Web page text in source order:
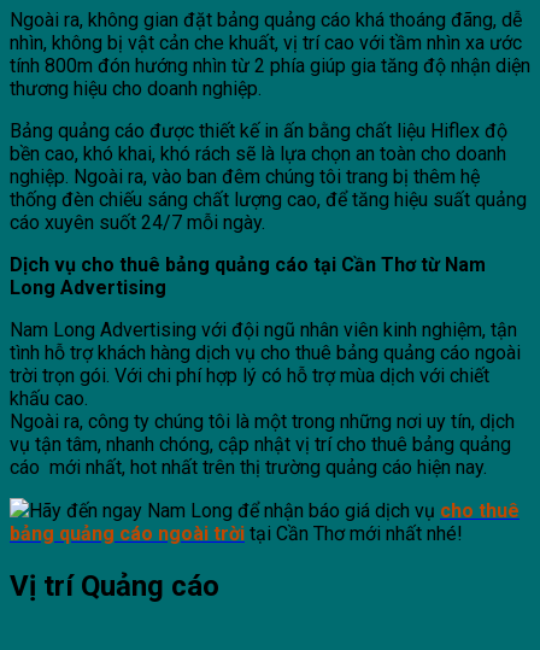
Ngoài ra, không gian đặt bảng quảng cáo khá thoáng đãng, dễ
nhìn, không bị vật cản che khuất, vị trí cao với tầm nhìn xa ước
tính 800m đón hướng nhìn từ 2 phía giúp gia tăng độ nhận diện
thương hiệu cho doanh nghiệp.
Bảng quảng cáo được thiết kế in ấn bằng chất liệu Hiflex độ
bền cao, khó khai, khó rách sẽ là lựa chọn an toàn cho doanh
nghiệp. Ngoài ra, vào ban đêm chúng tôi trang bị thêm hệ
thống đèn chiếu sáng chất lượng cao, để tăng hiệu suất quảng
cáo xuyên suốt 24/7 mỗi ngày.
Dịch vụ cho thuê bảng quảng cáo tại Cần Thơ từ Nam
Long Advertising
Nam Long Advertising với đội ngũ nhân viên kinh nghiệm, tận
tình hỗ trợ khách hàng dịch vụ cho thuê bảng quảng cáo ngoài
trời trọn gói. Với chi phí hợp lý có hỗ trợ mùa dịch với chiết
khấu cao.
Ngoài ra, công ty chúng tôi là một trong những nơi uy tín, dịch
vụ tận tâm, nhanh chóng, cập nhật vị trí cho thuê bảng quảng
cáo mới nhất, hot nhất trên thị trường quảng cáo hiện nay.
Hãy đến ngay Nam Long để nhận báo giá dịch vụ cho thuê
bảng quảng cáo ngoài trời tại Cần Thơ mới nhất nhé!
Vị trí Quảng cáo